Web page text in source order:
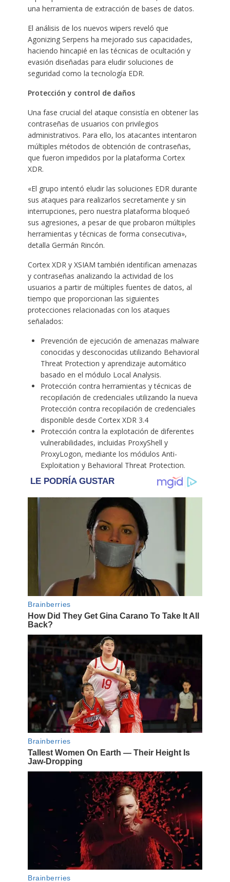
una herramienta de extracción de bases de datos.
El análisis de los nuevos wipers reveló que
Agonizing Serpens ha mejorado sus capacidades,
haciendo hincapié en las técnicas de ocultación y
evasión diseñadas para eludir soluciones de
seguridad como la tecnología EDR.
Protección y control de daños
Una fase crucial del ataque consistía en obtener las
contraseñas de usuarios con privilegios
administrativos. Para ello, los atacantes intentaron
múltiples métodos de obtención de contraseñas,
que fueron impedidos por la plataforma Cortex
XDR.
«El grupo intentó eludir las soluciones EDR durante
sus ataques para realizarlos secretamente y sin
interrupciones, pero nuestra plataforma bloqueó
sus agresiones, a pesar de que probaron múltiples
herramientas y técnicas de forma consecutiva»,
detalla Germán Rincón.
Cortex XDR y XSIAM también identifican amenazas
y contraseñas analizando la actividad de los
usuarios a partir de múltiples fuentes de datos, al
tiempo que proporcionan las siguientes
protecciones relacionadas con los ataques
señalados:
Prevención de ejecución de amenazas malware
conocidas y desconocidas utilizando Behavioral
Threat Protection y aprendizaje automático
basado en el módulo Local Analysis.
Protección contra herramientas y técnicas de
recopilación de credenciales utilizando la nueva
Protección contra recopilación de credenciales
disponible desde Cortex XDR 3.4
Protección contra la explotación de diferentes
vulnerabilidades, incluidas ProxyShell y
ProxyLogon, mediante los módulos Anti-
Exploitation y Behavioral Threat Protection.